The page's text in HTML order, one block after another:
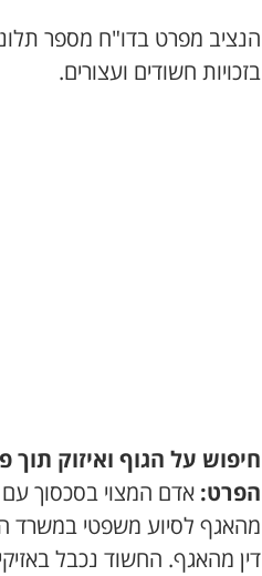
הנציב מפרט בדו"ח מספר
בזכויות חשודים ועצורים.
חיפוש על הגוף ואיזוק
הפרט: אדם המצוי בסכסוך
מהאגף לסיוע משפטי במשרד
דין מהאגף. החשוד נכבל